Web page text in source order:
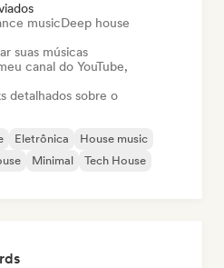
musicDeep house
suas músicas
canal do YouTube,
detalhados sobre o
Eletrônica
House music
Minimal
Tech House